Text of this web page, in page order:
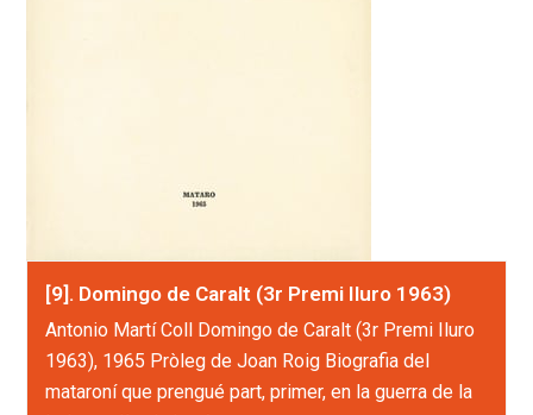
[9]. Domingo de Caralt (3r Premi Iluro 1963)
Antonio Martí Coll Domingo de Caralt (3r Premi Iluro
1963), 1965 Pròleg de Joan Roig Biografia del
mataroní que prengué part, primer, en la guerra de la